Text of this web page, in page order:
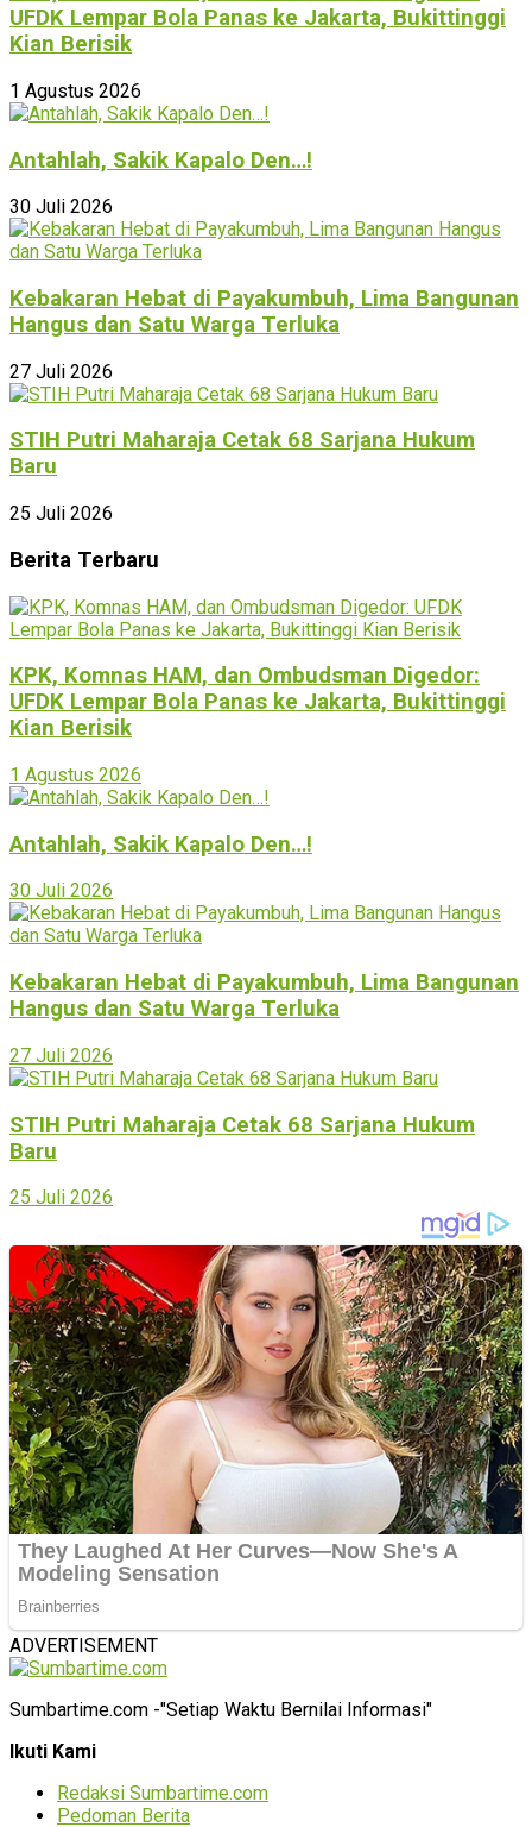
UFDK Lempar Bola Panas ke Jakarta, Bukittinggi
Kian Berisik
1 Agustus 2026
Antahlah, Sakik Kapalo Den…!
30 Juli 2026
Kebakaran Hebat di Payakumbuh, Lima Bangunan
Hangus dan Satu Warga Terluka
27 Juli 2026
STIH Putri Maharaja Cetak 68 Sarjana Hukum
Baru
25 Juli 2026
Berita Terbaru
KPK, Komnas HAM, dan Ombudsman Digedor:
UFDK Lempar Bola Panas ke Jakarta, Bukittinggi
Kian Berisik
1 Agustus 2026
Antahlah, Sakik Kapalo Den…!
30 Juli 2026
Kebakaran Hebat di Payakumbuh, Lima Bangunan
Hangus dan Satu Warga Terluka
27 Juli 2026
STIH Putri Maharaja Cetak 68 Sarjana Hukum
Baru
25 Juli 2026
ADVERTISEMENT
Sumbartime.com -"Setiap Waktu Bernilai Informasi"
Ikuti Kami
Redaksi Sumbartime.com
Pedoman Berita